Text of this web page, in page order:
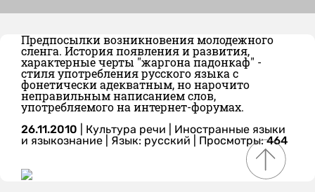
Предпосылки возникновения молодежного
сленга. История появления и развития,
характерные черты "жаргона падонкаф" -
стиля употребления русского языка с
фонетически адекватным, но нарочито
неправильным написанием слов,
употребляемого на интернет-форумах.
26.11.2010 Культура речи
Иностранные языки
и языкознание
Язык: русский | Просмотры:464